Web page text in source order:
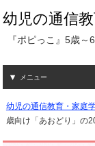
幼児の通信
『ポピっこ』5歳
メニュー
幼児の通信教育・家庭
歳向け「あおどり」の